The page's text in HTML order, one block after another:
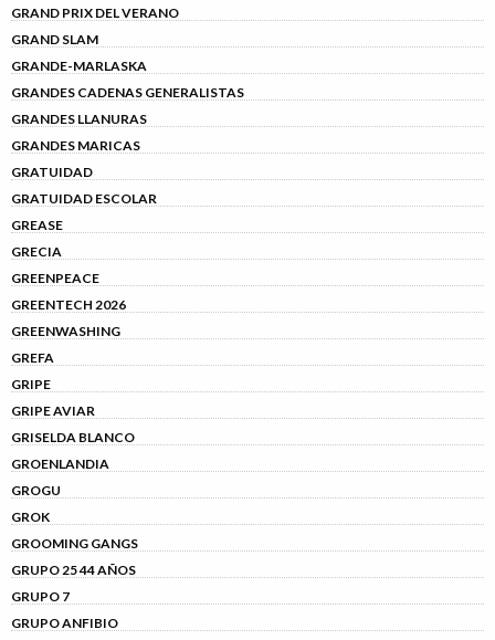
GRAND PRIX DEL VERANO
GRAND SLAM
GRANDE-MARLASKA
GRANDES CADENAS GENERALISTAS
GRANDES LLANURAS
GRANDES MARICAS
GRATUIDAD
GRATUIDAD ESCOLAR
GREASE
GRECIA
GREENPEACE
GREENTECH 2026
GREENWASHING
GREFA
GRIPE
GRIPE AVIAR
GRISELDA BLANCO
GROENLANDIA
GROGU
GROK
GROOMING GANGS
GRUPO 25 44 AÑOS
GRUPO 7
GRUPO ANFIBIO